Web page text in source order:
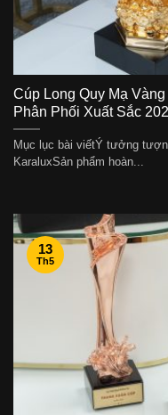
Cúp Long Quy Mạ
Phân Phối Xuất Sắc
Mục lục bài viếtÝ tưởng
KaraluxSản phẩm hoàn...
13
Th5